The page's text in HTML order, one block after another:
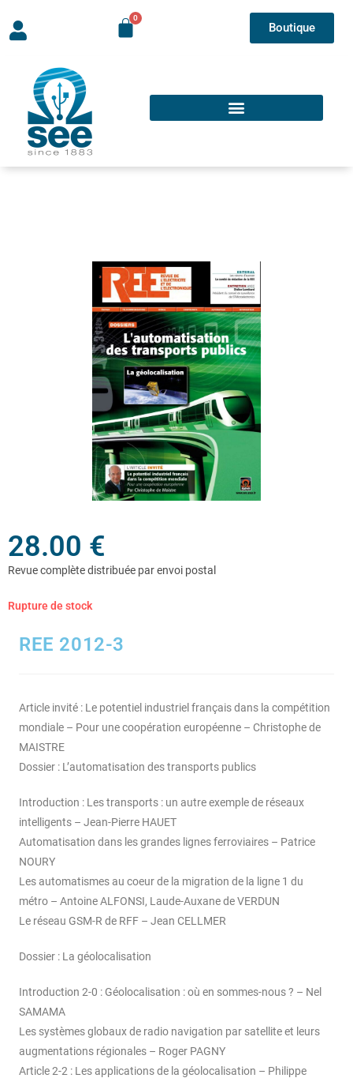
Boutique
28.00 €
Rupture de stock
REE 2012-3
Article invité : Le potentiel industriel français dans la compétition
mondiale – Pour une coopération européenne – Christophe de
MAISTRE
Dossier : L’automatisation des transports publics
Introduction : Les transports : un autre exemple de réseaux
intelligents – Jean-Pierre HAUET
Automatisation dans les grandes lignes ferroviaires – Patrice
NOURY
Les automatismes au coeur de la migration de la ligne 1 du
métro – Antoine ALFONSI, Laude-Auxane de VERDUN
Le réseau GSM-R de RFF – Jean CELLMER
Dossier : La géolocalisation
Introduction 2-0 : Géolocalisation : où en sommes-nous ? – Nel
SAMAMA
Les systèmes globaux de radio navigation par satellite et leurs
augmentations régionales – Roger PAGNY
Article 2-2 : Les applications de la géolocalisation – Philippe